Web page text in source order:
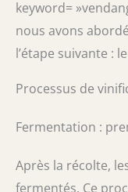
keyword=
nous avons
l’étape suivante :
Processus de
Fermentation :
Après la récolte,
fermentés. Ce